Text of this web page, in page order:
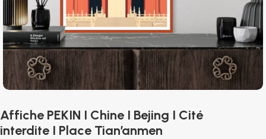
Affiche PEKIN I Chine I Bejing I Cité
interdite I Place Tian’anmen